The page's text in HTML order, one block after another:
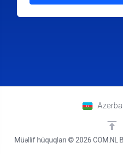
Müəllif hüquqları © 2026 COM.NL